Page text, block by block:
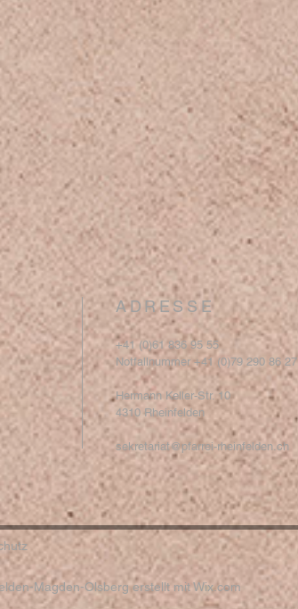
ADRESSE
+41 (0)61 836 95 55
Notfallnummer +41 (0)79 290 86 27
Hermann Keller-Str. 10
4310 Rheinfelden
sekretariat@pfarrei-rheinfelden.ch
Magden-Olsberg erstellt mitWix.com